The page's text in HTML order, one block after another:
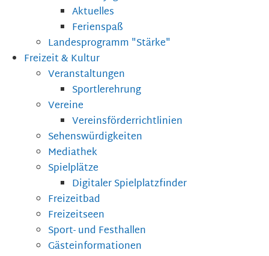
Aktuelles
Ferienspaß
Landesprogramm "Stärke"
Freizeit & Kultur
Veranstaltungen
Sportlerehrung
Vereine
Vereinsförderrichtlinien
Sehenswürdigkeiten
Mediathek
Spielplätze
Digitaler Spielplatzfinder
Freizeitbad
Freizeitseen
Sport- und Festhallen
Gästeinformationen